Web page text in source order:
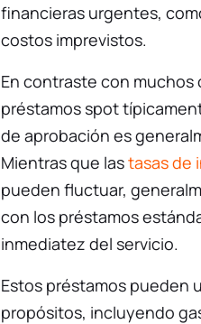
financieras urgentes,
costos imprevistos.
En contraste con
préstamos spot
de aprobación es
Mientras que lastasas de
pueden fluctuar,
con los préstamos
inmediatez del servicio.
Estos préstamos pueden
propósitos, incluyendo